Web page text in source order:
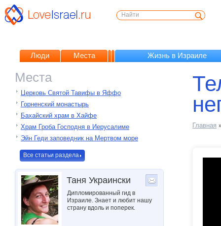
Люди Места Жизнь в Израиле
Места
Церковь Святой Тавифы в Яффо
Горненский монастырь
Бахайский храм в Хайфе
Храм Гроба Господня в Иерусалиме
Эйн Геди заповедник на Мертвом море
Все статьи раздела
Таня Украински
Дипломированный гид в
Израиле. Знает и любит нашу
страну вдоль и поперек.
Главная